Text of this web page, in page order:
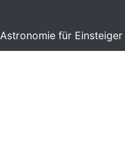
Astronomie für Einsteiger